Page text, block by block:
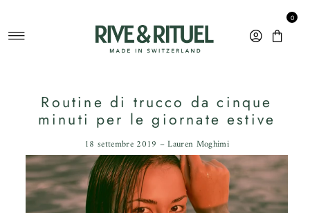
0
Routine di trucco da cinque
minuti per le giornate estive
18 settembre 2019 – Lauren Moghimi